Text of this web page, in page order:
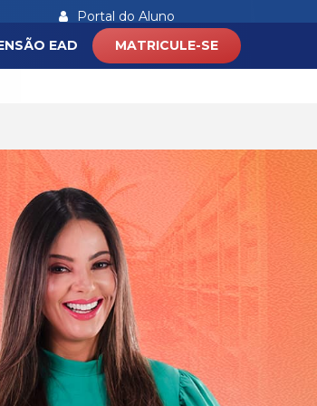
Portal do Aluno
9682
EAD MATRICULE-SE